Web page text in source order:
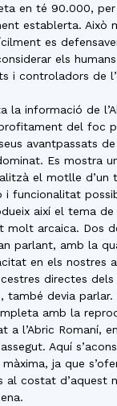
en té 90.000,
establerta. Això
es
els
i controladors de
la informació de
del foc
avantpassats
Es mostra
el motlle d’un
i funcionalitat
així el tema
molt arcaica. Dos
parlant, amb la
en els nostres
directes dels
també devia parlar.
amb la
a l’Abric Romaní,
Aquí
ja que
al costat d’aquest